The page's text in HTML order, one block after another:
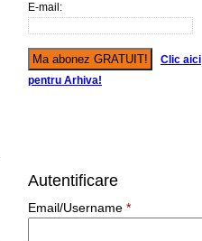
E-mail:
Clic aici
pentru Arhiva!
Autentificare
Email/Username *